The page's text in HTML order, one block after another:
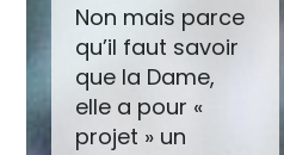
Non mais parce
qu’il faut savoir
que la Dame,
elle a pour «
projet » un